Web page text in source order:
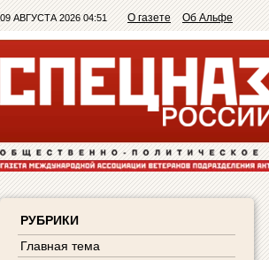
09 АВГУСТА 2026 04:51 О газете Об Альфе
РУБРИКИ
Главная тема